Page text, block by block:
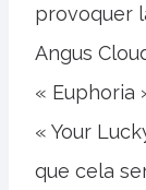
provoquer
Angus
« Euphoria
« Your
que cela